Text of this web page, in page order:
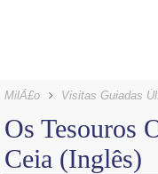
MilÃ£o
Os Tesouros
Ceia (Inglês)